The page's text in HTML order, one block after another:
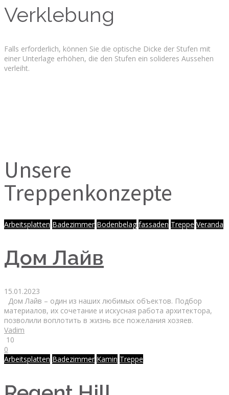
Verklebung
Falls erforderlich, können Sie die optische Dicke der Stufen mit
einer Unterlage erhöhen, die den Stufen ein solideres Aussehen
verleiht.
Unsere
Treppenkonzepte
Arbeitsplatten Badezimmer Bodenbelag fassaden Treppe Veranda
Дом Лайв
15.01.2023
Дом Лайв – один из наших любимых объектов. Подбор
материалов, их сочетание и искусная работа архитектора,
позволили воплотить в жизнь все пожелания хозяев.
Vadim
10
0
Arbeitsplatten Badezimmer Kamin Treppe